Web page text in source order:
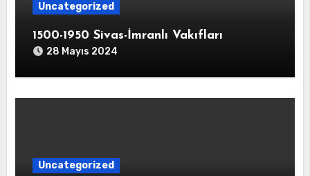
Uncategorized
1500-1950 Sivas-İmranlı Vakıfları
28 Mayıs 2024
Uncategorized